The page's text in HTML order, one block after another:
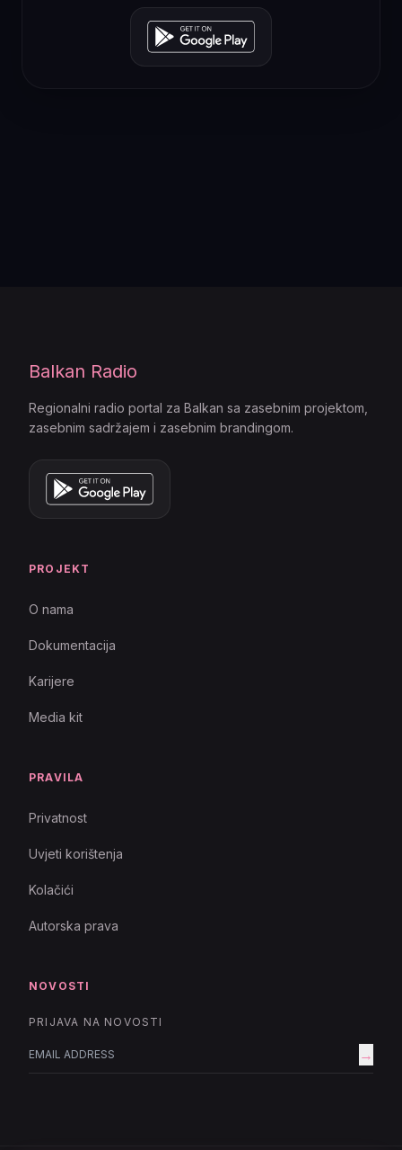
Balkan Radio
Regionalni radio portal za Balkan sa zasebnim projektom,
zasebnim sadržajem i zasebnim brandingom.
PROJEKT
O nama
Dokumentacija
Karijere
Media kit
PRAVILA
Privatnost
Uvjeti korištenja
Kolačići
Autorska prava
NOVOSTI
PRIJAVA NA NOVOSTI
→